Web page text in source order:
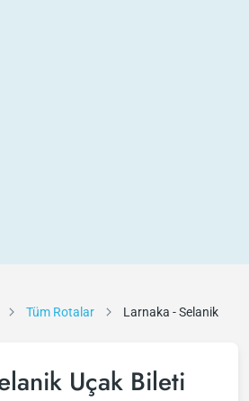
Tüm Rotalar Larnaka - Selanik
Uçak Bileti